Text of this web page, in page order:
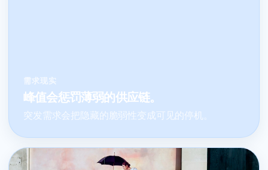
需求现实
峰值会惩罚薄弱的供应链。
突发需求会把隐藏的脆弱性变成可见的停机。